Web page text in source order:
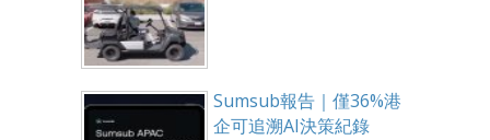
Sumsub報告｜僅36%港
企可追溯AI決策紀錄